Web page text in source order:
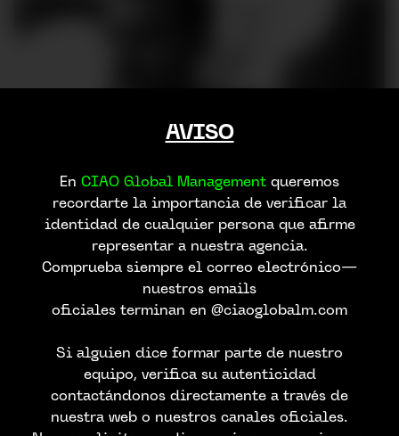
AVISO
En CIAO Global Management queremos
recordarte la importancia de verificar la
identidad de cualquier persona que afirme
representar a nuestra agencia.
Comprueba siempre el correo electrónico—
nuestros emails
oficiales terminan en @ciaoglobalm.com
Si alguien dice formar parte de nuestro
equipo, verifica su autenticidad
contactándonos directamente a través de
nuestra web o nuestros canales oficiales.